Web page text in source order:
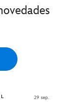
29 sep.